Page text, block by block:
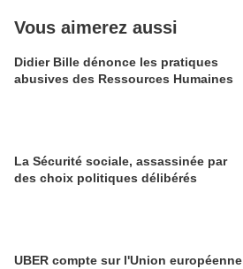
Vous aimerez aussi
Didier Bille dénonce les pratiques
abusives des Ressources Humaines
La Sécurité sociale, assassinée par
des choix politiques délibérés
UBER compte sur l'Union européenne